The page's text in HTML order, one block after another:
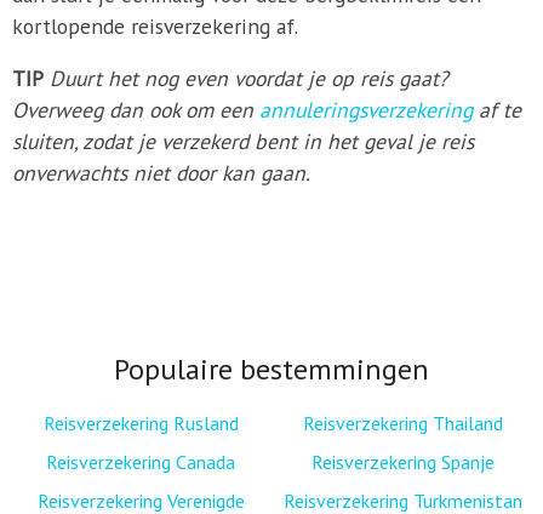
kortlopende reisverzekering af.
TIP Duurt het nog even voordat je op reis gaat?
Overweeg dan ook om een annuleringsverzekeringaf te
sluiten, zodat je verzekerd bent in het geval je reis
onverwachts niet door kan gaan.
Populaire bestemmingen
Reisverzekering Rusland
Reisverzekering Canada
Reisverzekering Verenigde
Reisverzekering Thailand
Reisverzekering Spanje
Reisverzekering Turkmenistan